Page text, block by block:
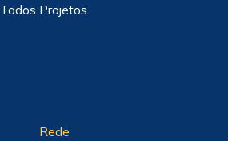
Todos Projetos
Rede